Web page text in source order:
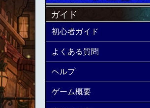
ガイド
初心者ガイド
よくある質問
ヘルプ
ゲーム概要